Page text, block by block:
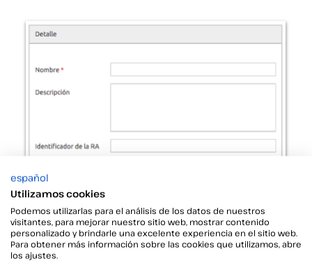
español
Utilizamos cookies
Podemos utilizarlas para el análisis de los datos de nuestros
visitantes, para mejorar nuestro sitio web, mostrar contenido
personalizado y brindarle una excelente experiencia en el sitio web.
Para obtener más información sobre las cookies que utilizamos, abre
los ajustes.